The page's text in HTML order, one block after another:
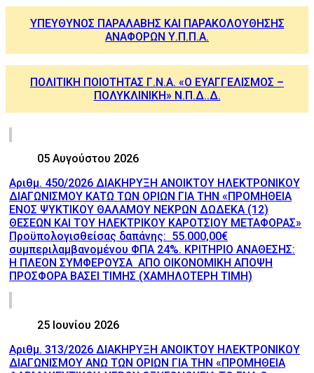
ΥΠΕΥΘΥΝΟΣ ΠΑΡΑΛΑΒΗΣ ΚΑΙ ΠΑΡΑΚΟΛΟΥΘΗΣΗΣ
ΑΝΑΦΟΡΩΝ Υ.Π.Π.Α.
ΠΟΛΙΤΙΚΗ ΠΟΙΟΤΗΤΑΣ Γ.Ν.Α. «Ο ΕΥΑΓΓΕΛΙΣΜΟΣ –
ΠΟΛΥΚΛΙΝΙΚΗ» Ν.Π.Δ..Δ.
05 Αυγούστου 2026
Αριθμ. 450/2026 ΔΙΑΚΗΡΥΞΗ ΑΝΟΙΚΤΟΥ ΗΛΕΚΤΡΟΝΙΚΟΥ
ΔΙΑΓΩΝΙΣΜΟΥ ΚΑΤΩ ΤΩΝ ΟΡΙΩΝ ΓΙΑ ΤΗΝ «ΠΡΟΜΗΘΕΙΑ
ΕΝΟΣ ΨΥΚΤΙΚΟΥ ΘΑΛΑΜΟΥ ΝΕΚΡΩΝ ΔΩΔΕΚΑ (12)
ΘΕΣΕΩΝ ΚΑΙ ΤΟΥ ΗΛΕΚΤΡΙΚΟΥ ΚΑΡΟΤΣΙΟΥ ΜΕΤΑΦΟΡΑΣ»
Προϋπολογισθείσας δαπάνης: 55.000,00€
συμπεριλαμβανομένου ΦΠΑ 24%. ΚΡΙΤΗΡΙΟ ΑΝΑΘΕΣΗΣ:
Η ΠΛΕΟΝ ΣΥΜΦΕΡΟΥΣΑ ΑΠΟ ΟΙΚΟΝΟΜΙΚΗ ΑΠΟΨΗ
ΠΡΟΣΦΟΡΑ ΒΑΣΕΙ ΤΙΜΗΣ (ΧΑΜΗΛΟΤΕΡΗ ΤΙΜΗ)
25 Ιουνίου 2026
Αριθμ. 313/2026 ΔΙΑΚΗΡΥΞΗ ΑΝΟΙΚΤΟΥ ΗΛΕΚΤΡΟΝΙΚΟΥ
ΔΙΑΓΩΝΙΣΜΟΥ ΑΝΩ ΤΩΝ ΟΡΙΩΝ ΓΙΑ ΤΗΝ «ΠΡΟΜΗΘΕΙΑ